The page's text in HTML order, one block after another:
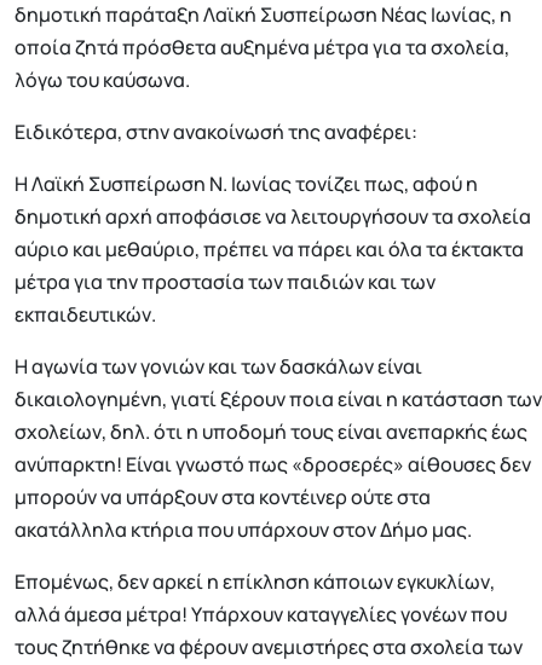
δημοτική παράταξη Λαϊκή Συσπείρωση Νέας Ιωνίας, η
οποία ζητά πρόσθετα αυξημένα μέτρα για τα σχολεία,
λόγω του καύσωνα.
Ειδικότερα, στην ανακοίνωσή της αναφέρει:
Η Λαϊκή Συσπείρωση Ν. Ιωνίας τονίζει πως, αφού η
δημοτική αρχή αποφάσισε να λειτουργήσουν τα σχολεία
αύριο και μεθαύριο, πρέπει να πάρει και όλα τα έκτακτα
μέτρα για την προστασία των παιδιών και των
εκπαιδευτικών.
Η αγωνία των γονιών και των δασκάλων είναι
δικαιολογημένη, γιατί ξέρουν ποια είναι η κατάσταση των
σχολείων, δηλ. ότι η υποδομή τους είναι ανεπαρκής έως
ανύπαρκτη! Είναι γνωστό πως «δροσερές» αίθουσες δεν
μπορούν να υπάρξουν στα κοντέινερ ούτε στα
ακατάλληλα κτήρια που υπάρχουν στον Δήμο μας.
Επομένως, δεν αρκεί η επίκληση κάποιων εγκυκλίων,
αλλά άμεσα μέτρα! Υπάρχουν καταγγελίες γονέων που
τους ζητήθηκε να φέρουν ανεμιστήρες στα σχολεία των